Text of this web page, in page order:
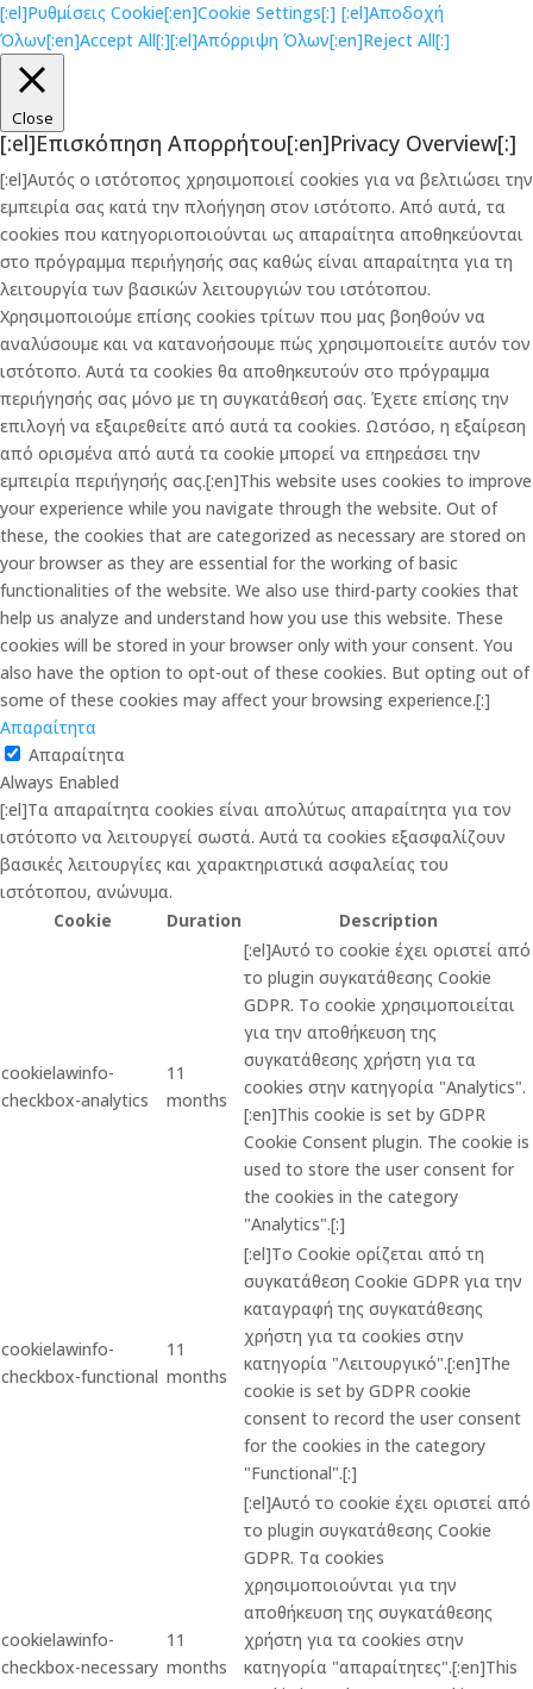
[:el]Ρυθμίσεις Cookie[:en]Cookie Settings[:] [:el]Αποδοχή
Όλων[:en]Accept All[:][:el]Απόρριψη Όλων[:en]Reject All[:]
Close
[:el]Επισκόπηση Απορρήτου[:en]Privacy Overview[:]
[:el]Αυτός ο ιστότοπος χρησιμοποιεί cookies για να βελτιώσει την
εμπειρία σας κατά την πλοήγηση στον ιστότοπο. Από αυτά, τα
cookies που κατηγοριοποιούνται ως απαραίτητα αποθηκεύονται
στο πρόγραμμα περιήγησής σας καθώς είναι απαραίτητα για τη
λειτουργία των βασικών λειτουργιών του ιστότοπου.
Χρησιμοποιούμε επίσης cookies τρίτων που μας βοηθούν να
αναλύσουμε και να κατανοήσουμε πώς χρησιμοποιείτε αυτόν τον
ιστότοπο. Αυτά τα cookies θα αποθηκευτούν στο πρόγραμμα
περιήγησής σας μόνο με τη συγκατάθεσή σας. Έχετε επίσης την
επιλογή να εξαιρεθείτε από αυτά τα cookies. Ωστόσο, η εξαίρεση
από ορισμένα από αυτά τα cookie μπορεί να επηρεάσει την
εμπειρία περιήγησής σας.[:en]This website uses cookies to improve
your experience while you navigate through the website. Out of
these, the cookies that are categorized as necessary are stored on
your browser as they are essential for the working of basic
functionalities of the website. We also use third-party cookies that
help us analyze and understand how you use this website. These
cookies will be stored in your browser only with your consent. You
also have the option to opt-out of these cookies. But opting out of
some of these cookies may affect your browsing experience.[:]
Απαραίτητα
Απαραίτητα
Always Enabled
[:el]Τα απαραίτητα cookies είναι απολύτως απαραίτητα για τον
ιστότοπο να λειτουργεί σωστά. Αυτά τα cookies εξασφαλίζουν
βασικές λειτουργίες και χαρακτηριστικά ασφαλείας του
ιστότοπου, ανώνυμα.
Cookie
Duration Description
cookielawinfo-
checkbox-analytics
11
months
[:el]Αυτό το cookie έχει οριστεί από
το plugin συγκατάθεσης Cookie
GDPR. Το cookie χρησιμοποιείται
για την αποθήκευση της
συγκατάθεσης χρήστη για τα
cookies στην κατηγορία "Analytics".
[:en]This cookie is set by GDPR
Cookie Consent plugin. The cookie is
used to store the user consent for
the cookies in the category
"Analytics".[:]
cookielawinfo-
checkbox-functional
11
months
[:el]Το Cookie ορίζεται από τη
συγκατάθεση Cookie GDPR για την
καταγραφή της συγκατάθεσης
χρήστη για τα cookies στην
κατηγορία "Λειτουργικό".[:en]The
cookie is set by GDPR cookie
consent to record the user consent
for the cookies in the category
"Functional".[:]
cookielawinfo-
checkbox-necessary
11
months
[:el]Αυτό το cookie έχει οριστεί από
το plugin συγκατάθεσης Cookie
GDPR. Τα cookies
χρησιμοποιούνται για την
αποθήκευση της συγκατάθεσης
χρήστη για τα cookies στην
κατηγορία "απαραίτητες".[:en]This